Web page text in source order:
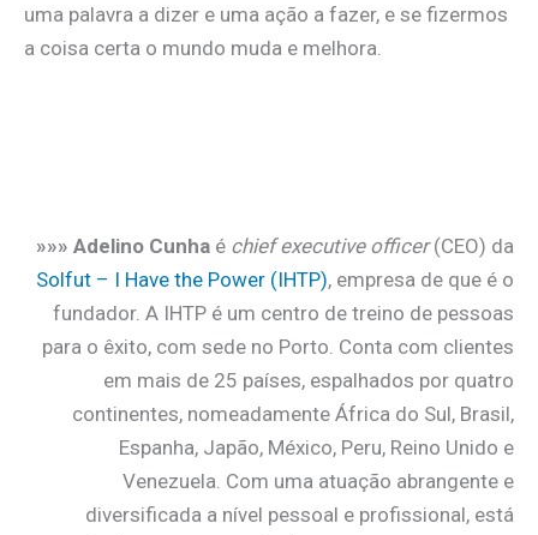
uma palavra a dizer e uma ação a fazer, e se fizermos
a coisa certa o mundo muda e melhora.
»»» Adelino Cunha é chief executive officer(CEO) da
Solfut – I Have the Power (IHTP), empresa de que é o
fundador. A IHTP é um centro de treino de pessoas
para o êxito, com sede no Porto. Conta com clientes
em mais de 25 países, espalhados por quatro
continentes, nomeadamente África do Sul, Brasil,
Espanha, Japão, México, Peru, Reino Unido e
Venezuela. Com uma atuação abrangente e
diversificada a nível pessoal e profissional, está